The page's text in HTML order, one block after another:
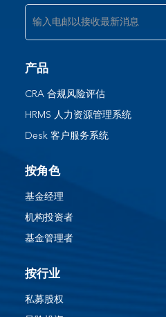
产品
CRA 合规风险评估
HRMS 人力资源管理系统
Desk 客户服务系统​
按角色
基金经理
机构投资者
基金管理者
按行业
私募股权